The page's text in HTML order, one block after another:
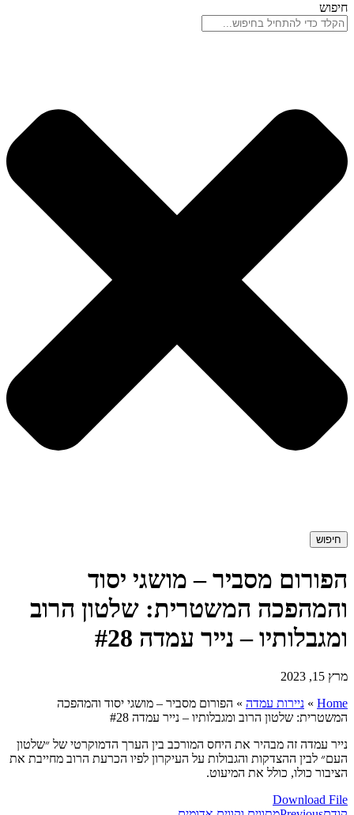
חיפוש
חיפוש
הפורום מסביר – מושגי יסוד
והמהפכה המשטרית: שלטון הרוב
ומגבלותיו – נייר עמדה #28
מרץ 15, 2023
Home
» ניירות עמדה » הפורום מסביר – מושגי יסוד והמהפכה
המשטרית: שלטון הרוב ומגבלותיו – נייר עמדה #28
נייר עמדה זה מבהיר את היחס המורכב בין הערך הדמוקרטי של ״שלטון
העם״ לבין ההצדקות והגבולות על העיקרון לפיו הכרעת הרוב מחייבת את
הציבור כולו, כולל את המיעוט.
Download File